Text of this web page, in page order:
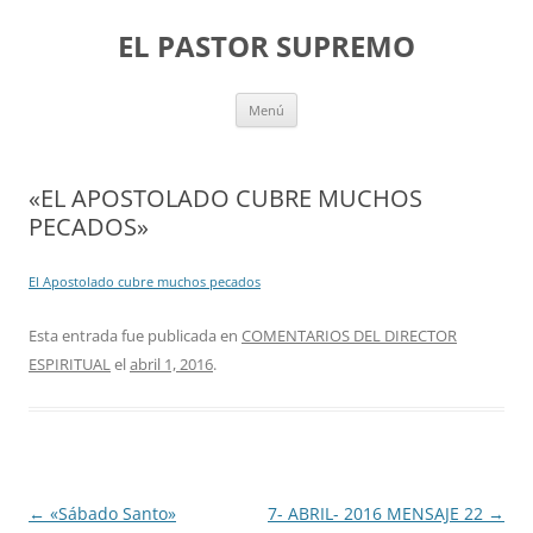
EL PASTOR SUPREMO
Menú
«EL APOSTOLADO CUBRE MUCHOS
PECADOS»
El Apostolado cubre muchos pecados
Esta entrada fue publicada en COMENTARIOS DEL DIRECTOR
ESPIRITUALelabril 1, 2016.
Navegación
← «Sábado Santo»
7- ABRIL- 2016 MENSAJE 22 →